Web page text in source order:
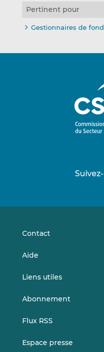
Pertinent pour
Gestionnaires de
Contact
Aide
Liens utiles
Abonnement
Flux RSS
Espace presse